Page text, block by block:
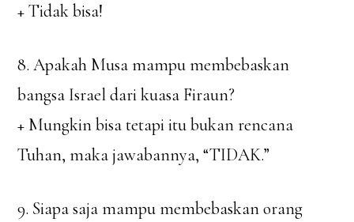
+ Tidak bisa!
8. Apakah Musa mampu membebaskan
bangsa Israel dari kuasa Firaun?
+ Mungkin bisa tetapi itu bukan rencana
Tuhan, maka jawabannya, “TIDAK.”
9. Siapa saja mampu membebaskan orang